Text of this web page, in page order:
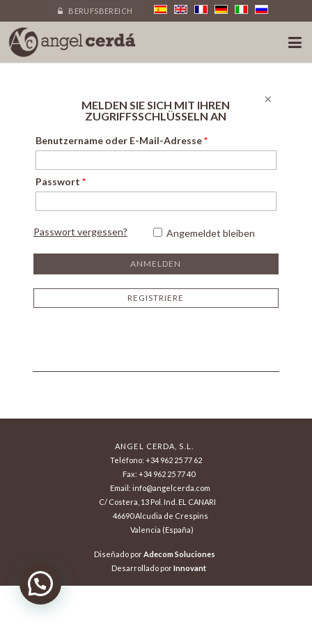
BERUFSBEREICH
MELDEN SIE SICH MIT IHREN
ZUGRIFFSSCHLÜSSELN AN
Benutzername oder E-Mail-Adresse*
Passwort *
Passwort vergessen? Angemeldet bleiben
REGISTRIERE
×
ANGEL CERDA, S.L.
Teléfono: +34 962 25 77 62
Fax: +34 962 25 77 40
Email: info@angelcerda.com
C/ Costera, 13 Pol. Ind. EL CANARI
46690 Alcudia de Crespins
Valencia (España)
Diseñado porAdecom Soluciones
Desarrollado porInnovant